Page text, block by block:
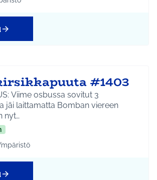
mukaan: Jokela
teeman mukaan: Ympäristö
#1403
Viime osbussa sovitut 3
jäi laittamatta Bomban viereen
nyt…
mukaan: Riihikallio
tulokset teeman mukaan: Ympäristö